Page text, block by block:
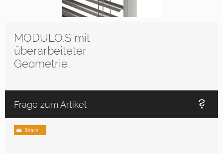
MODULO.S mit
überarbeiteter
Geometrie
Frage zum Artikel